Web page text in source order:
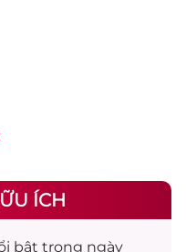
ÍCH
bật trong ngày